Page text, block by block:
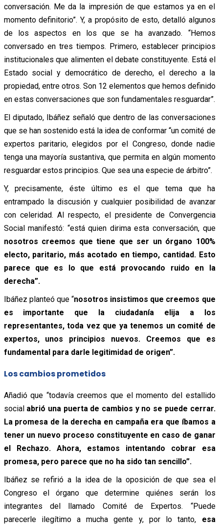
conversación. Me da la impresión de que estamos ya en el
momento definitorio”. Y, a propósito de esto, detalló algunos
de los aspectos en los que se ha avanzado. “Hemos
conversado en tres tiempos. Primero, establecer principios
institucionales que alimenten el debate constituyente. Está el
Estado social y democrático de derecho, el derecho a la
propiedad, entre otros. Son 12 elementos que hemos definido
en estas conversaciones que son fundamentales resguardar”.
El diputado, Ibáñez señaló que dentro de las conversaciones
que se han sostenido está la idea de conformar “un comité de
expertos paritario, elegidos por el Congreso, donde nadie
tenga una mayoría sustantiva, que permita en algún momento
resguardar estos principios. Que sea una especie de árbitro”.
Y, precisamente, éste último es el que tema que ha
entrampado la discusión y cualquier posibilidad de avanzar
con celeridad. Al respecto, el presidente de Convergencia
Social manifestó: “está quien dirima esta conversación, que
nosotros creemos que tiene que ser un órgano 100%
electo, paritario, más acotado en tiempo, cantidad. Esto
parece que es lo que está provocando ruido en la
derecha”.
Ibáñez planteó que “nosotros insistimos que creemos que
es importante que la ciudadanía elija a los
representantes, toda vez que ya tenemos un comité de
expertos, unos principios nuevos. Creemos que es
fundamental para darle legitimidad de origen”.
Los cambios prometidos
Añadió que “todavía creemos que el momento del estallido
social abrió una puerta de cambios y no se puede cerrar.
La promesa de la derecha en campaña era que íbamos a
tener un nuevo proceso constituyente en caso de ganar
el Rechazo. Ahora, estamos intentando cobrar esa
promesa, pero parece que no ha sido tan sencillo”.
Ibáñez se refirió a la idea de la oposición de que sea el
Congreso el órgano que determine quiénes serán los
integrantes del llamado Comité de Expertos. “Puede
parecerle ilegítimo a mucha gente y, por lo tanto, esa